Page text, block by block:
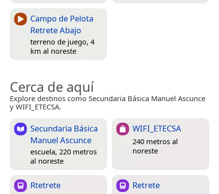
Campo de Pelota
Retrete Abajo
terreno de juego, 4
km al noreste
Cerca de aquí
Explore destinos como Secundaria Básica Manuel Ascunce
y WIFI_ETECSA.
Secundaria Básica
Manuel Ascunce
escuela, 220 metros
al noreste
WIFI_ETECSA
240 metros al
noreste
Rtetrete Retrete